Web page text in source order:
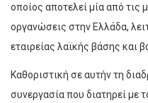
οποίος αποτελεί μία από τις
οργανώσεις στην Ελλάδα,
εταιρείας λαϊκής βάσης και
Καθοριστική σε αυτήν τη
συνεργασία που διατηρεί με